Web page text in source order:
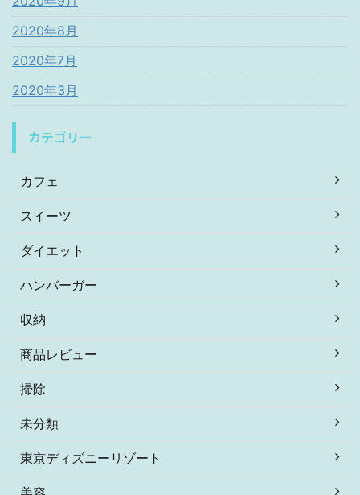
2020年8月
2020年7月
2020年3月
カテゴリー
カフェ
スイーツ
ダイエット
ハンバーガー
収納
商品レビュー
掃除
未分類
東京ディズニーリゾート